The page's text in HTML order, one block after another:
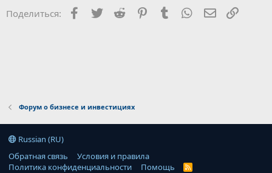
Поделиться: Facebook
Twitter Reddit PinterestTumblr WhatsApp
Форум о бизнесе и инвестициях
Russian (RU)
Обратная связь
Условия и правила
Политика конфиденциальности
Помощь
R